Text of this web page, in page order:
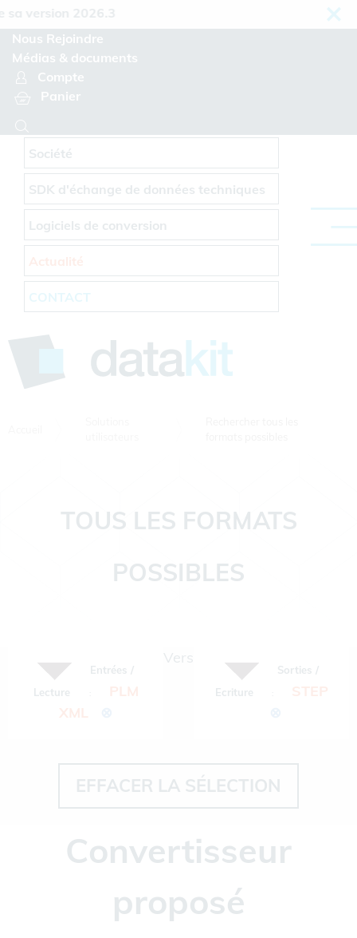
2026.3
Nous Rejoindre
Médias & documents
Compte
Panier
Société
SDK d'échange de données techniques
Logiciels de conversion
CONTACT
TOUS LES FORMATS
POSSIBLES
Entrées /
Lecture
Vers
Sorties /
Ecriture
EFFACER LA SÉLECTION
Convertisseur
proposé
Panneau de gestion des cookies